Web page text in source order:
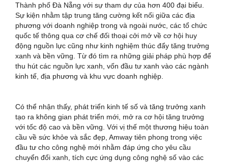
Thành phố Đà Nẵng với sự tham dự của hơn 400 đại biểu.
Sự kiện nhằm tập trung tăng cường kết nối giữa các địa
phương với doanh nghiệp trong và ngoài nước, các tổ chức
quốc tế thông qua cơ chế đối thoại cởi mở về cơ hội huy
động nguồn lực cũng như kinh nghiệm thúc đẩy tăng trưởng
xanh và bền vững. Từ đó tìm ra những giải pháp phù hợp để
thu hút các nguồn lực xanh, vốn đầu tư xanh vào các ngành
kinh tế, địa phương và khu vực doanh nghiệp.
Có thể nhận thấy, phát triển kinh tế số và tăng trưởng xanh
tạo ra không gian phát triển mới, mở ra cơ hội tăng trưởng
với tốc độ cao và bền vững. Với vị thế một thương hiệu toàn
cầu về sức khỏe và sắc đẹp, Amway tiên phong trong việc
đầu tư cho công nghệ mới nhằm đáp ứng cho yêu cầu
chuyển đổi xanh, tích cực ứng dụng công nghệ số vào các